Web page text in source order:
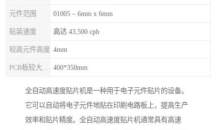
元件范围 01005 – 6mm x 6mm
贴装速度 高达 43,500 cph
较高元件高度 4mm
400*350mm
全自动高速度贴片机是一种用于电子元件贴片的设备。
它可以自动将电子元件地贴在印刷电路板上，提高生产
效率和贴片精度。全自动高速度贴片机通常具有高速